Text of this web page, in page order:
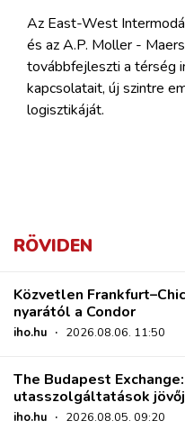
Az East-West
és az A.P. Moller -
továbbfejleszti a térség
kapcsolatait, új szintre
logisztikáját.
RÖVIDEN
Közvetlen
nyarától a Condor
iho.hu · 2026.08.06. 11:50
The Budapest
utasszolgáltatások
iho.hu · 2026.08.05. 09:20